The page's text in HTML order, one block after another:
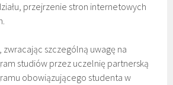
przejrzenie stron internetowych
zwracając szczególną uwagę na
studiów przez uczelnię partnerską
obowiązującego studenta w